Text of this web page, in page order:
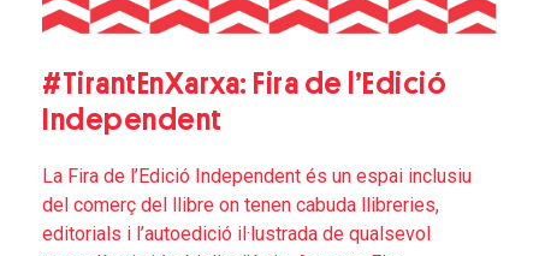
#TirantEnXarxa: Fira de l’Edició
Independent
La Fira de l’Edició Independent és un espai inclusiu
del comerç del llibre on tenen cabuda llibreries,
editorials i l’autoedició il·lustrada de qualsevol